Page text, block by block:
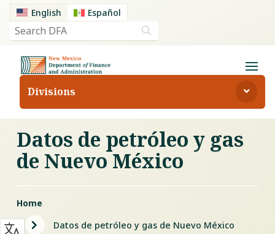
English Español
Divisions
Datos de petróleo y gas
de Nuevo México
Home
5 Datos de petróleo y gas de Nuevo México